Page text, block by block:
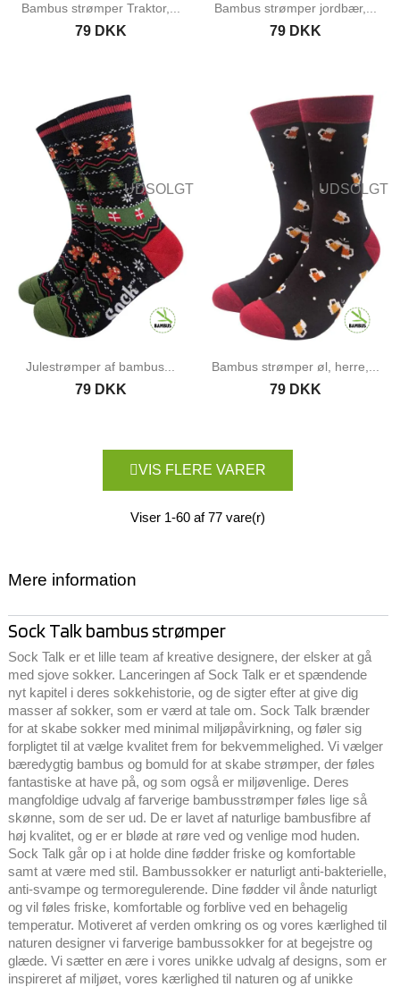
Bambus strømper Traktor,...
79 DKK
Bambus strømper jordbær,...
79 DKK
UDSOLGT
Julestrømper af bambus...
79 DKK
UDSOLGT
Bambus strømper øl, herre,...
79 DKK
VIS FLERE VARER
Viser 1-60 af 77 vare(r)
Mere information
Sock Talk bambus strømper
Sock Talk er et lille team af kreative designere, der elsker at gå
med sjove sokker. Lanceringen af Sock Talk er et spændende
nyt kapitel i deres sokkehistorie, og de sigter efter at give dig
masser af sokker, som er værd at tale om. Sock Talk brænder
for at skabe sokker med minimal miljøpåvirkning, og føler sig
forpligtet til at vælge kvalitet frem for bekvemmelighed. Vi vælger
bæredygtig bambus og bomuld for at skabe strømper, der føles
fantastiske at have på, og som også er miljøvenlige. Deres
mangfoldige udvalg af farverige bambusstrømper føles lige så
skønne, som de ser ud. De er lavet af naturlige bambusfibre af
høj kvalitet, og er er bløde at røre ved og venlige mod huden.
Sock Talk går op i at holde dine fødder friske og komfortable
samt at være med stil. Bambussokker er naturligt anti-bakterielle,
anti-svampe og termoregulerende. Dine fødder vil ånde naturligt
og vil føles friske, komfortable og forblive ved en behagelig
temperatur. Motiveret af verden omkring os og vores kærlighed til
naturen designer vi farverige bambussokker for at begejstre og
glæde. Vi sætter en ære i vores unikke udvalg af designs, som er
inspireret af miljøet, vores kærlighed til naturen og af unikke